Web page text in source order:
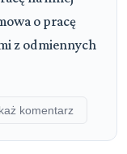
o pracę
z odmiennych
komentarz